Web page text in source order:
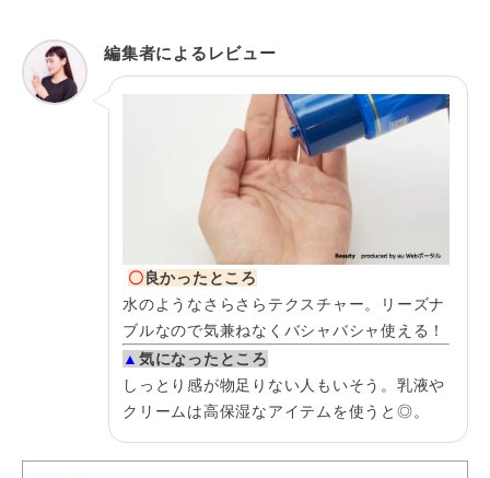
21位
ホワイトクリーム S
▶公式サイトを見る
分用ク
*1 メラニンの生成を抑え、シミ、そばかすを防ぐ。*2 年齢に応じたお手入れ。*3
ぱりとした化粧水で、嫌なべたべた残りがな
く重さはありません。
39歳／主婦／乾燥肌
使用感はさらっとしたテクスチャーで乾燥肌
の私には少し物足りなく感じました。です
が、コスパはかなり良く続けやすいです。
編集者によるレビュー
〇良かったところ
水のようなさらさらテクスチャー。リーズナ
ブルなので気兼ねなくバシャバシャ使える！
▲ 気になったところ
しっとり感が物足りない人もいそう。乳液や
クリームは高保湿なアイテムを使うと◎。